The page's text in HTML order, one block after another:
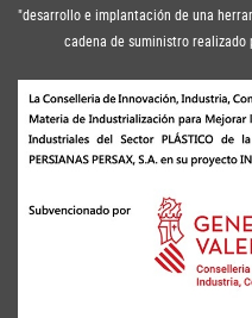
"desarrollo e implantación de una
cadena de suministro realizado